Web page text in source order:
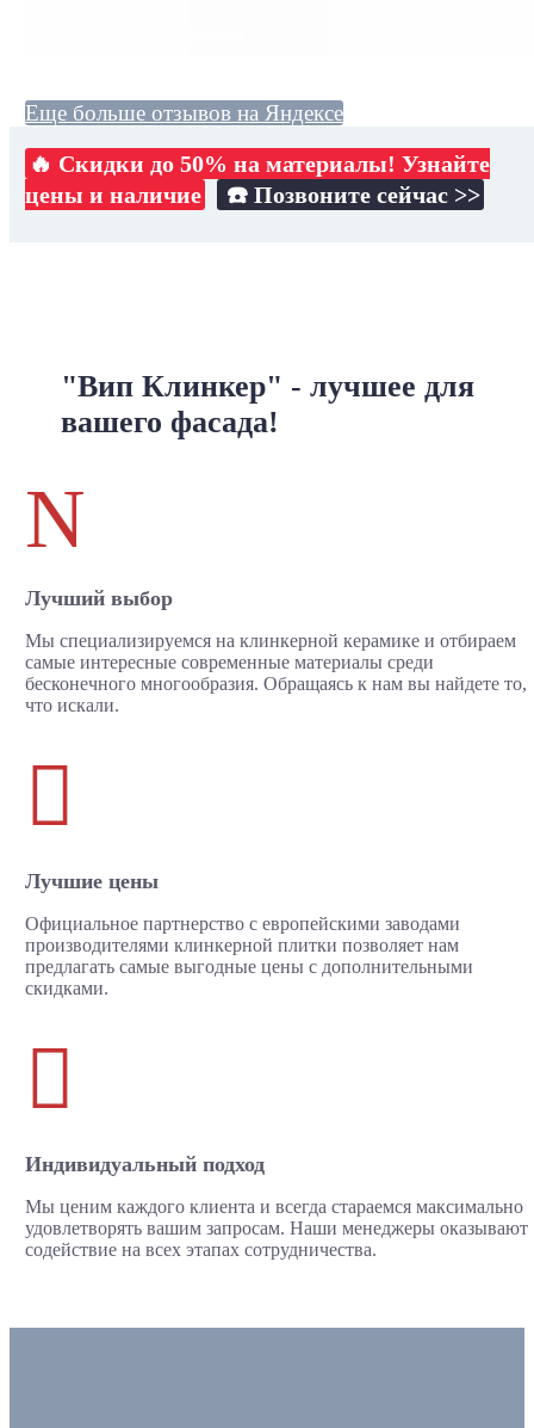
Еще больше отзывов на Яндексе
🔥 Скидки до 50% на материалы! Узнайте
цены и наличие
☎️ Позвоните сейчас >>
"Вип Клинкер" - лучшее для
вашего фасада!
N
Лучший выбор
Мы специализируемся на клинкерной керамике и отбираем
самые интересные современные материалы среди
бесконечного многообразия. Обращаясь к нам вы найдете то,
что искали.

Лучшие цены
Официальное партнерство с европейскими заводами
производителями клинкерной плитки позволяет нам
предлагать самые выгодные цены с дополнительными
скидками.

Индивидуальный подход
Мы ценим каждого клиента и всегда стараемся максимально
удовлетворять вашим запросам. Наши менеджеры оказывают
содействие на всех этапах сотрудничества.